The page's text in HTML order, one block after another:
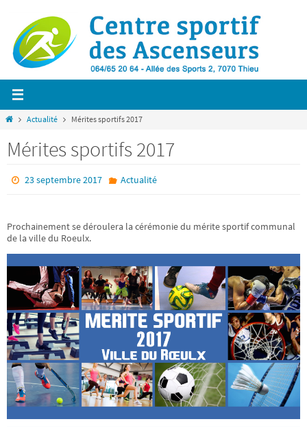
contenu
HomeActualité Mérites sportifs 2017
Mérites sportifs 2017
23 septembre 2017 Actualité
Prochainement se déroulera la cérémonie du mérite sportif communal
de la ville du Roeulx.